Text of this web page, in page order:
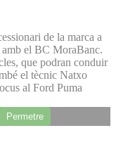
de la marca a
el BC MoraBanc.
que podran conduir
el tècnic Natxo
al Ford Puma
Permetre